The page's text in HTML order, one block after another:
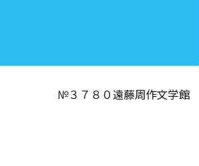
№３７８０遠藤周作文学館